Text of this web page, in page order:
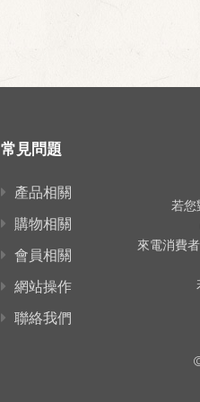
常見問題
產品相關
購物相關
會員相關
網站操作
聯絡我們
若您
來電消費